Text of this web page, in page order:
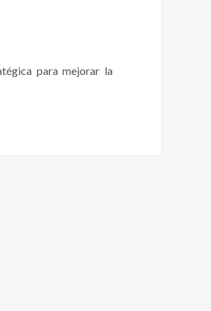
para mejorar la